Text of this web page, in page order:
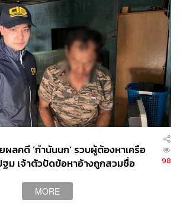
ลคดี ‘กำนันนก’ รวบผู้ต้องหาเครือ
ม เจ้าตัวปัดข้อหาอ้างถูกสวมชื่อ
98
MORE